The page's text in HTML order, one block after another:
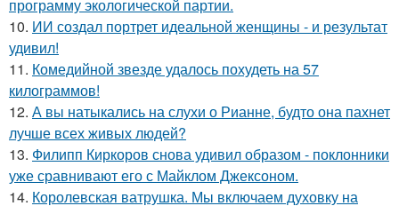
программу экологической партии.
10. ИИ создал портрет идеальной женщины - и результат
удивил!
11. Комедийной звезде удалось похудеть на 57
килограммов!
12. А вы натыкались на слухи о Рианне, будто она пахнет
лучше всех живых людей?
13. Филипп Киркоров снова удивил образом - поклонники
уже сравнивают его с Майклом Джексоном.
14. Королевская ватрушка. Мы включаем духовку на